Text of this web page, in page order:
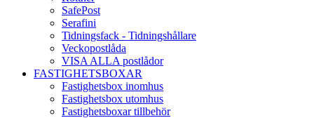
SafePost
Serafini
Tidningsfack - Tidningshållare
Veckopostlåda
VISA ALLA postlådor
FASTIGHETSBOXAR
Fastighetsbox inomhus
Fastighetsbox utomhus
Fastighetsboxar tillbehör